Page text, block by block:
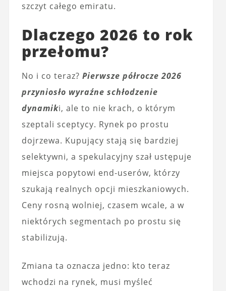
szczyt całego emiratu.
Dlaczego 2026 to rok
przełomu?
No i co teraz? Pierwsze półrocze 2026
przyniosło wyraźne schłodzenie
dynamiki, ale to nie krach, o którym
szeptali sceptycy. Rynek po prostu
dojrzewa. Kupujący stają się bardziej
selektywni, a spekulacyjny szał ustępuje
miejsca popytowi end‑userów, którzy
szukają realnych opcji mieszkaniowych.
Ceny rosną wolniej, czasem wcale, a w
niektórych segmentach po prostu się
stabilizują.
Zmiana ta oznacza jedno: kto teraz
wchodzi na rynek, musi myśleć